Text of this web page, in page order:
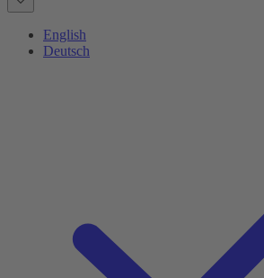
English
Deutsch